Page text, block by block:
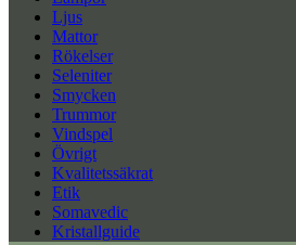
Ljus
Mattor
Rökelser
Seleniter
Smycken
Trummor
Vindspel
Övrigt
Kvalitetssäkrat
Etik
Somavedic
Kristallguide